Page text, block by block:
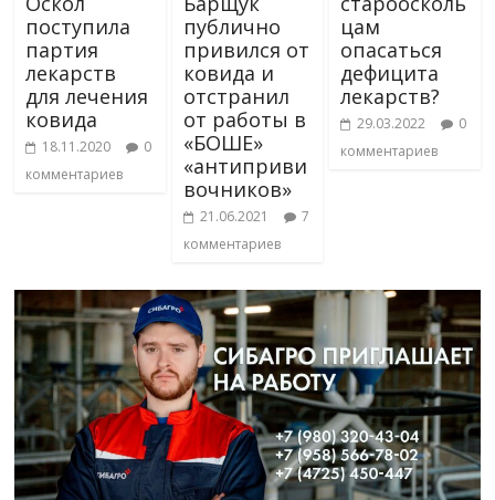
поступила
партия
лекарств
для лечения
ковида
18.11.2020
0
комментариев
публично
привился от
ковида и
отстранил
от работы в
«БОШЕ»
«антиприви
вочников»
21.06.2021
7
комментариев
цам
опасаться
дефицита
лекарств?
29.03.2022
0
комментариев